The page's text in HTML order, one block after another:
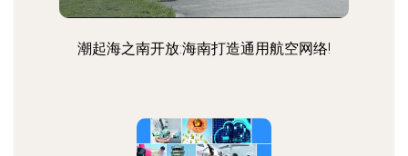
潮起海之南开放:海南打造通用航空网络!